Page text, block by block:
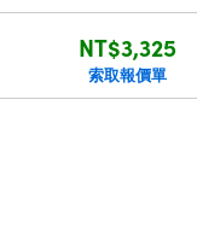
NT$3,325
索取報價單